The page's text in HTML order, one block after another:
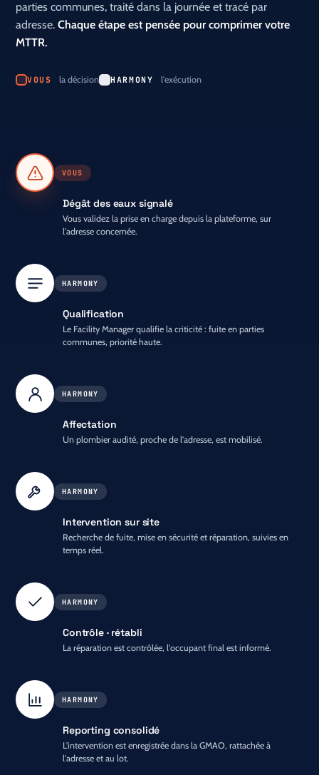
parties communes, traité dans la journée et tracé par
adresse. Chaque étape est pensée pour comprimer votre
MTTR.
VOUS la décision HARMONY l'exécution
VOUS
Dégât des eaux signalé
Vous validez la prise en charge depuis la plateforme, sur
l'adresse concernée.
HARMONY
Qualification
Le Facility Manager qualifie la criticité : fuite en parties
communes, priorité haute.
HARMONY
Affectation
Un plombier audité, proche de l'adresse, est mobilisé.
HARMONY
Intervention sur site
Recherche de fuite, mise en sécurité et réparation, suivies en
temps réel.
HARMONY
Contrôle · rétabli
La réparation est contrôlée, l'occupant final est informé.
HARMONY
Reporting consolidé
L'intervention est enregistrée dans la GMAO, rattachée à
l'adresse et au lot.